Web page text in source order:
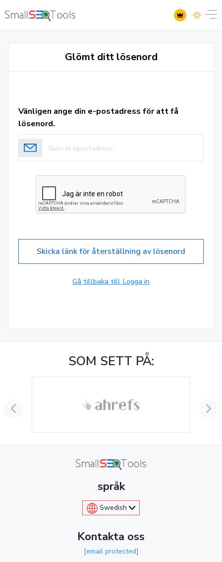
Glömt ditt lösenord
Vänligen ange din e-postadress för att få
lösenord.
Skicka länk för återställning av lösenord
Gå tillbaka till Logga in
SOM SETT PÅ:
språk
Swedish
Kontakta oss
[email protected]